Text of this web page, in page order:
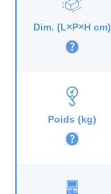
Dim. (L×P×H cm)
Poids (kg)